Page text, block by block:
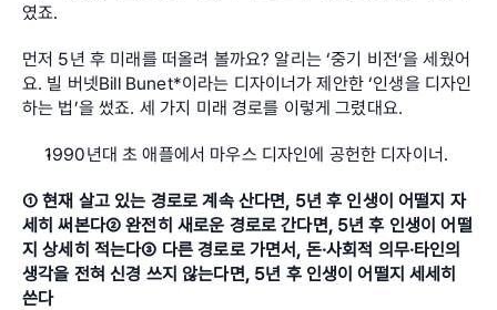
였죠.
먼저 5년 후 미래를 떠올려 볼까요? 알리는 ‘중기 비전’을 세웠어
요. 빌 버넷Bill Bunet*이라는 디자이너가 제안한 ‘인생을 디자인
하는 법’을 썼죠. 세 가지 미래 경로를 이렇게 그렸대요.
1990년대 초 애플에서 마우스 디자인에 공헌한 디자이너.
① 현재 살고 있는 경로로 계속 산다면, 5년 후 인생이 어떨지 자
세히 써본다② 완전히 새로운 경로로 간다면, 5년 후 인생이 어떨
지 상세히 적는다③ 다른 경로로 가면서, 돈·사회적 의무·타인의
생각을 전혀 신경 쓰지 않는다면, 5년 후 인생이 어떨지 세세히
쓴다